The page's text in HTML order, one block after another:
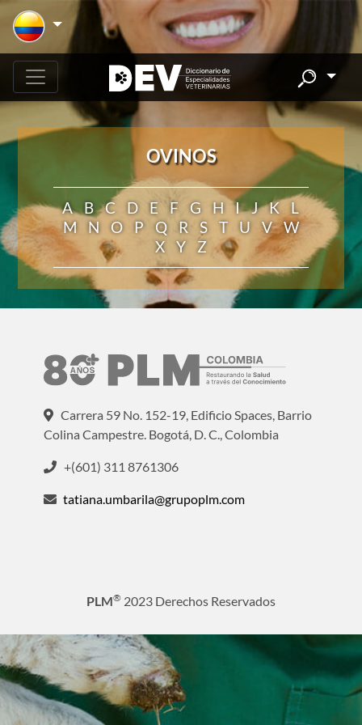
OVINOS
A B C D E F G H I J K
L
M
N O P Q R S T U V
W
X
Y Z
Carrera 59 No. 152-19, Edificio Spaces, Barrio
Colina Campestre. Bogotá, D. C., Colombia
+(601) 311 8761306
tatiana.umbarila@grupoplm.com
PLM® 2023 Derechos Reservados